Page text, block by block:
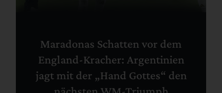
Maradonas Schatten vor dem
England-Kracher: Argentinien
jagt mit der „Hand Gottes“ den